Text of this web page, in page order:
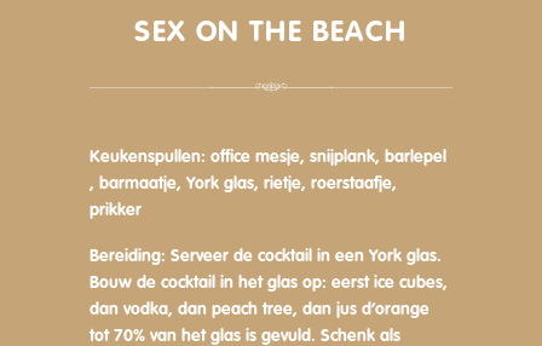
SEX ON THE BEACH
Keukenspullen: office mesje, snijplank, barlepel
, barmaatje, York glas, rietje, roerstaafje,
prikker
Bereiding: Serveer de cocktail in een York glas.
Bouw de cocktail in het glas op: eerst ice cubes,
dan vodka, dan peach tree, dan jus d’orange
tot 70% van het glas is gevuld. Schenk als